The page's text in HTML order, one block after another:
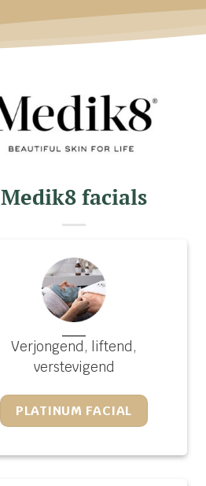
Medik8 facials
Verjongend, liftend,
verstevigend
PLATINUM FACIAL